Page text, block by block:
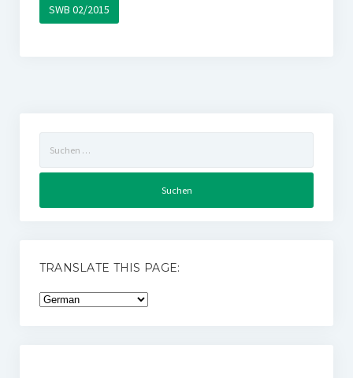
SWB 02/2015
nach:
TRANSLATE THIS PAGE: